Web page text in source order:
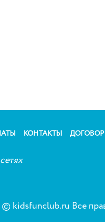
КОНТАКТЫ
© kidsfunclub.ru Все